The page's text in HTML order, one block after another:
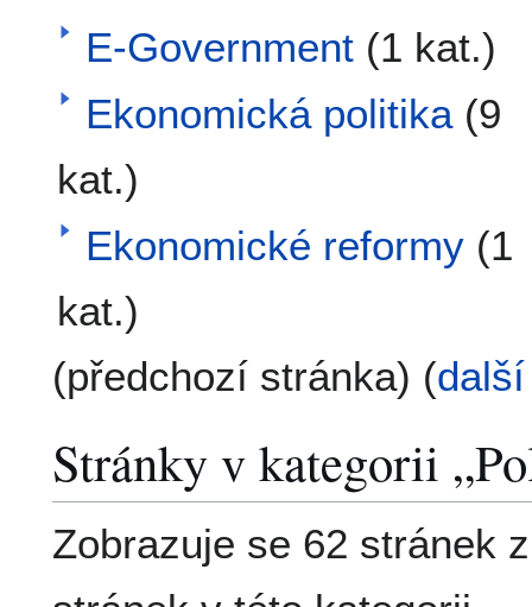
E-Government (1 kat.)
Ekonomická politika (9
kat.)
Ekonomické reformy (1
kat.)
(předchozí stránka) (
Stránky v kategorii
Zobrazuje se 62 stránek